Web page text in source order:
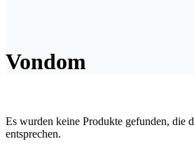
Vondom
Es wurden keine Produkte gefunden, die
entsprechen.